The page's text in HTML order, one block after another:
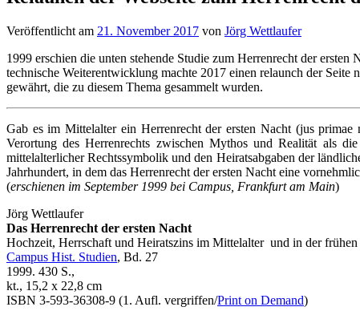
Veröffentlicht am 21. November 2017 von Jörg Wettlaufer
1999 erschien die unten stehende Studie zum Herrenrecht der
technische Weiterentwicklung machte 2017 einen relaunch der
gewährt, die zu diesem Thema gesammelt wurden.
Gab es im Mittelalter ein Herrenrecht der ersten Nacht (jus
Verortung des Herrenrechts zwischen Mythos und Realität als
mittelalterlicher Rechtssymbolik und den Heiratsabgaben der
Jahrhundert, in dem das Herrenrecht der ersten Nacht eine
(erschienen im September 1999 bei Campus, Frankfurt am Main)
Jörg Wettlaufer
Das Herrenrecht der ersten Nacht
Hochzeit, Herrschaft und Heiratszins im Mittelalter und in der
Campus Hist. Studien, Bd. 27
1999. 430 S.,
kt., 15,2 x 22,8 cm
ISBN 3-593-36308-9 (1. Aufl. vergriffen/Print on Demand)